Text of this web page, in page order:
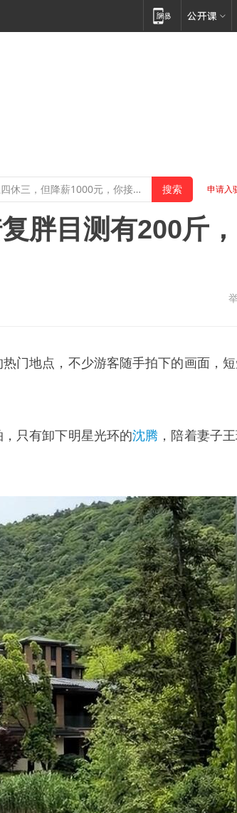
申请入
胖目测有200斤，
门地点，不少游客随手拍下的画面，
只有卸下明星光环的沈腾 ，陪着妻子